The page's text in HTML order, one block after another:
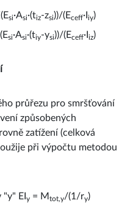
si·Asi·(tiz-zsi))/(Eceff·I iy)
si·Asi·(tiy-ysi))/(Eceff·I iz)
průřezu pro smršťování
způsobených
zatížení (celková
při výpočtu metodou
EI y = M tot,y/(1/ry)